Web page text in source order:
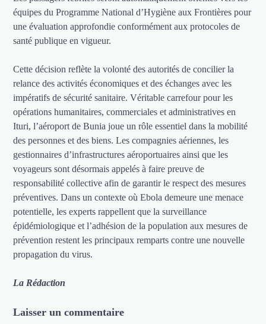
équipes du Programme National d’Hygiène aux Frontières pour
une évaluation approfondie conformément aux protocoles de
santé publique en vigueur.
Cette décision reflète la volonté des autorités de concilier la
relance des activités économiques et des échanges avec les
impératifs de sécurité sanitaire. Véritable carrefour pour les
opérations humanitaires, commerciales et administratives en
Ituri, l’aéroport de Bunia joue un rôle essentiel dans la mobilité
des personnes et des biens. Les compagnies aériennes, les
gestionnaires d’infrastructures aéroportuaires ainsi que les
voyageurs sont désormais appelés à faire preuve de
responsabilité collective afin de garantir le respect des mesures
préventives. Dans un contexte où Ebola demeure une menace
potentielle, les experts rappellent que la surveillance
épidémiologique et l’adhésion de la population aux mesures de
prévention restent les principaux remparts contre une nouvelle
propagation du virus.
La Rédaction
Laisser un commentaire